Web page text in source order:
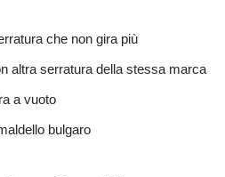
che non gira più
altra serratura della stessa marca
a vuoto
bulgaro